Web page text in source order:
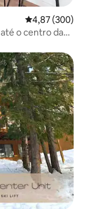
4,87 de uma
4,87 (300)
o centro da